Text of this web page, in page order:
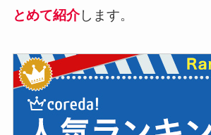
とめて紹介します。